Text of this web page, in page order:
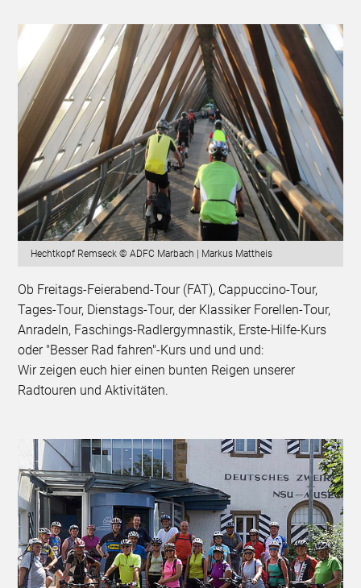
Hechtkopf Remseck © ADFC Marbach | Markus Mattheis
Ob Freitags-Feierabend-Tour (FAT), Cappuccino-Tour,
Tages-Tour, Dienstags-Tour, der Klassiker Forellen-Tour,
Anradeln, Faschings-Radlergymnastik, Erste-Hilfe-Kurs
oder "Besser Rad fahren"-Kurs und und und:
Wir zeigen euch hier einen bunten Reigen unserer
Radtouren und Aktivitäten.